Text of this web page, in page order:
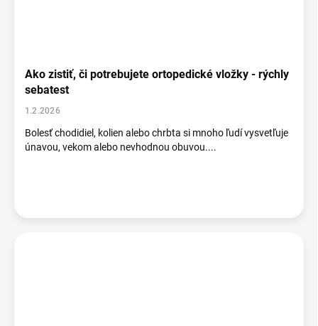
Ako zistiť, či potrebujete ortopedické vložky - rýchly
sebatest
1.2.2026
Bolesť chodidiel, kolien alebo chrbta si mnoho ľudí vysvetľuje
únavou, vekom alebo nevhodnou obuvou....